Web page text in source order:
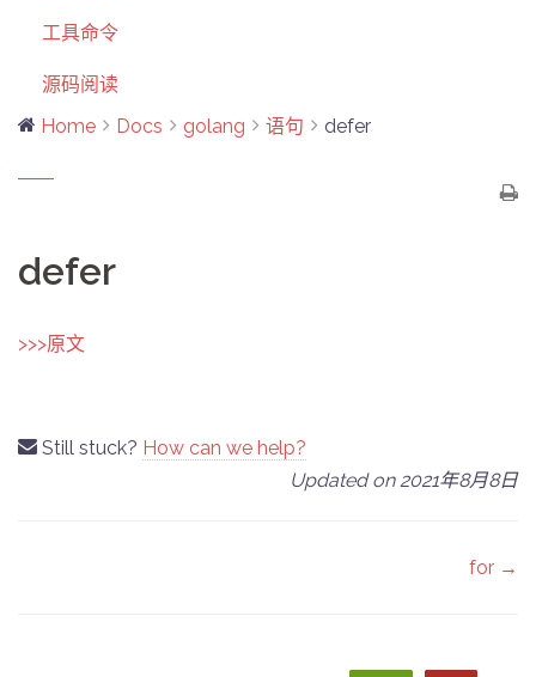
工具命令
源码阅读
Home
Docs golang 语句 defer
defer
>>>原文
Still stuck? How can we help?
Updated on 2021年8月8日
for →